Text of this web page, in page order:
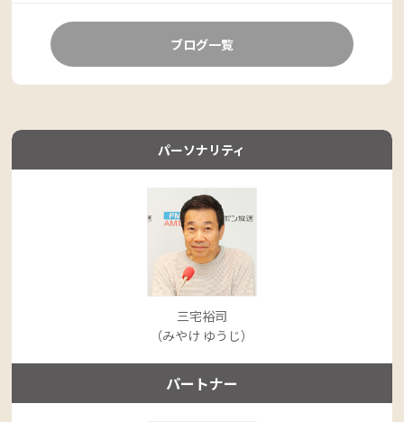
ブログ一覧
パーソナリティ
三宅裕司
（みやけ ゆうじ）
パートナー